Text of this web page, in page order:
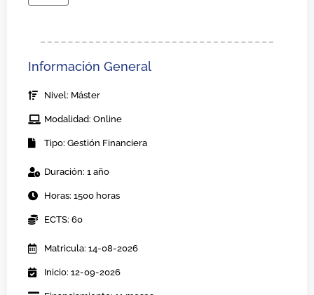
Información General
Nivel: Máster
Modalidad: Online
Tipo: Gestión Financiera
Duración: 1 año
Horas: 1500 horas
ECTS: 60
Matricula: 14-08-2026
Inicio: 12-09-2026